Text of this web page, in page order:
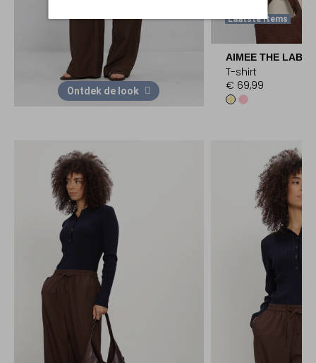
Ontdek de look
Laatste Items
AIMEE THE LABEL
T-shirt
€ 69,99